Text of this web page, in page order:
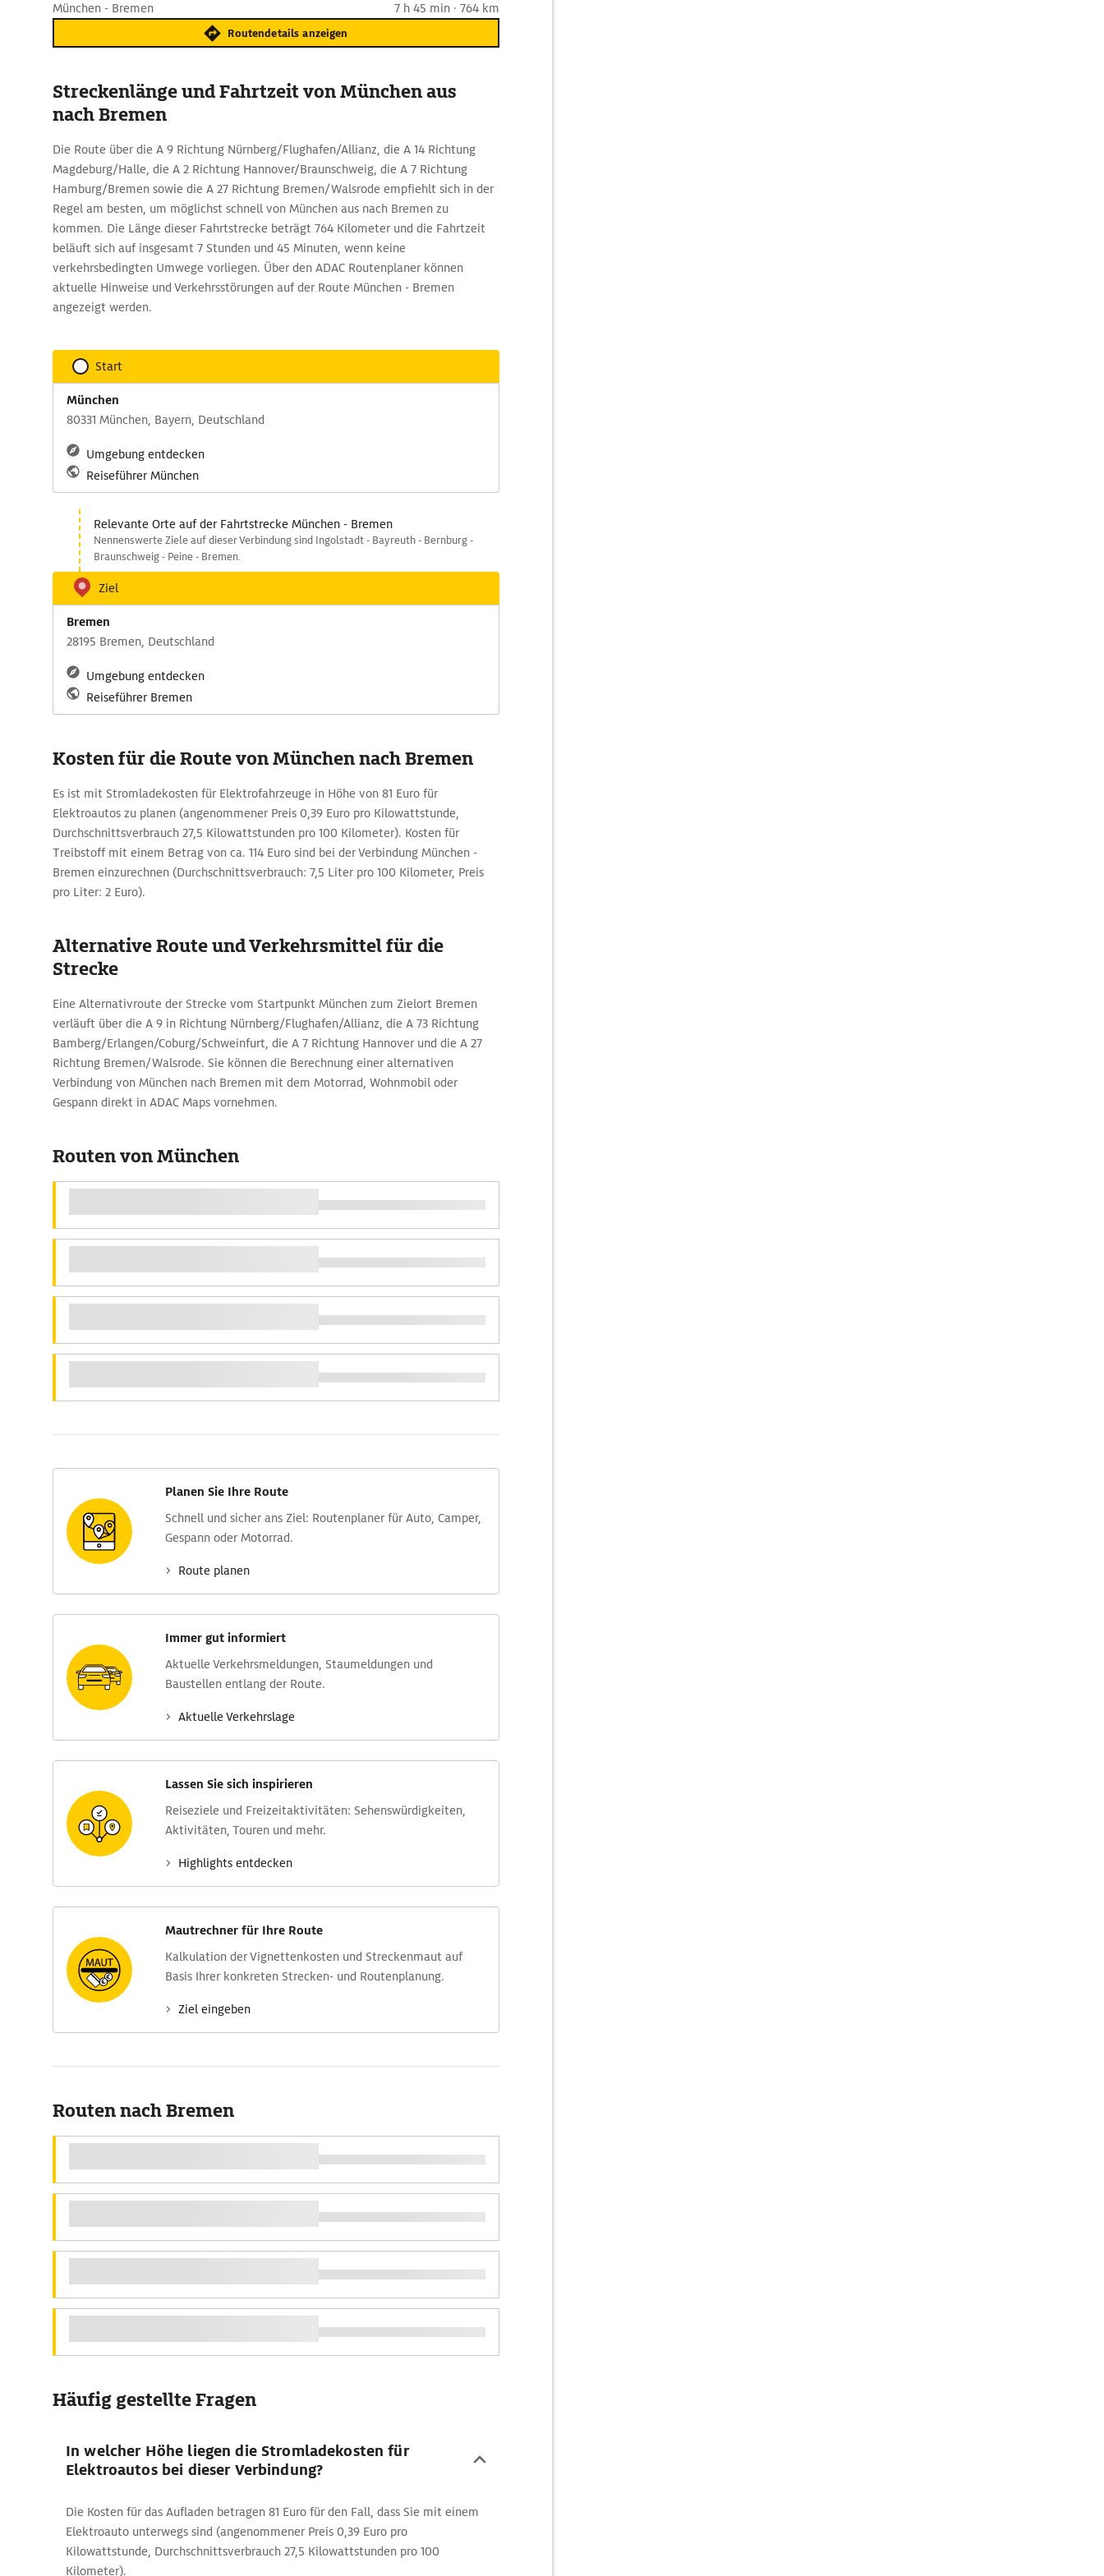
München - Bremen 7 h 45 min · 764 km
Routendetails anzeigen
Streckenlänge und Fahrtzeit von München aus
nach Bremen
Die Route über die A 9 Richtung Nürnberg/Flughafen/Allianz, die A 14 Richtung
Magdeburg/Halle, die A 2 Richtung Hannover/Braunschweig, die A 7 Richtung
Hamburg/Bremen sowie die A 27 Richtung Bremen/Walsrode empfiehlt sich in der
Regel am besten, um möglichst schnell von München aus nach Bremen zu
kommen. Die Länge dieser Fahrtstrecke beträgt 764 Kilometer und die Fahrtzeit
beläuft sich auf insgesamt 7 Stunden und 45 Minuten, wenn keine
verkehrsbedingten Umwege vorliegen. Über den ADAC Routenplaner können
aktuelle Hinweise und Verkehrsstörungen auf der Route München - Bremen
angezeigt werden.
Start
München
80331 München, Bayern, Deutschland
Umgebung entdecken
Reiseführer München
Relevante Orte auf der Fahrtstrecke München - Bremen
Nennenswerte Ziele auf dieser Verbindung sind Ingolstadt - Bayreuth - Bernburg -
Braunschweig - Peine - Bremen.
Ziel
Bremen
28195 Bremen, Deutschland
Umgebung entdecken
Reiseführer Bremen
Kosten für die Route von München nach Bremen
Es ist mit Stromladekosten für Elektrofahrzeuge in Höhe von 81 Euro für
Elektroautos zu planen (angenommener Preis 0,39 Euro pro Kilowattstunde,
Durchschnittsverbrauch 27,5 Kilowattstunden pro 100 Kilometer). Kosten für
Treibstoff mit einem Betrag von ca. 114 Euro sind bei der Verbindung München -
Bremen einzurechnen (Durchschnittsverbrauch: 7,5 Liter pro 100 Kilometer, Preis
pro Liter: 2 Euro).
Alternative Route und Verkehrsmittel für die
Strecke
Eine Alternativroute der Strecke vom Startpunkt München zum Zielort Bremen
verläuft über die A 9 in Richtung Nürnberg/Flughafen/Allianz, die A 73 Richtung
Bamberg/Erlangen/Coburg/Schweinfurt, die A 7 Richtung Hannover und die A 27
Richtung Bremen/Walsrode. Sie können die Berechnung einer alternativen
Verbindung von München nach Bremen mit dem Motorrad, Wohnmobil oder
Gespann direkt in ADAC Maps vornehmen.
Routen von München
Planen Sie Ihre Route
Schnell und sicher ans Ziel: Routen­planer für Auto, Camper,
Gespann oder Motorrad.
Route planen
Immer gut informiert
Aktuelle Verkehrs­meldungen, Stau­meldungen und
Baustellen entlang der Route.
Aktuelle Verkehrs­lage
Lassen Sie sich inspirieren
Reise­ziele und Freizeit­aktivitäten: Sehens­würdig­keiten,
Aktivitäten, Touren und mehr.
Highlights entdecken
Mautrechner für Ihre Route
Kalkulation der Vignettenkosten und Streckenmaut auf
Basis Ihrer konkreten Strecken- und Routenplanung.
Ziel eingeben
Routen nach Bremen
Häufig gestellte Fragen
In welcher Höhe liegen die Stromladekosten für
Elektroautos bei dieser Verbindung?
Die Kosten für das Aufladen betragen 81 Euro für den Fall, dass Sie mit einem
Elektroauto unterwegs sind (angenommener Preis 0,39 Euro pro
Kilowattstunde, Durchschnittsverbrauch 27,5 Kilowattstunden pro 100
Kilometer).